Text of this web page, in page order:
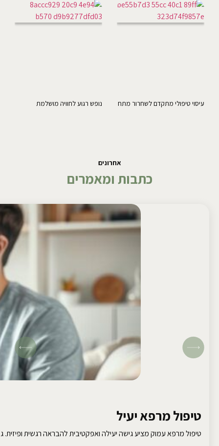
עיסוי טיפולי מתקדם לשחרור מתח נופש רגוע לחוויה מושלמת
אחרונים
כתבות ומאמרים
טיפול מרפא יעיל
טיפול מרפא עמוק מציע גישה יעילה ואפקטיבית להבראה רגשית ופיזית.